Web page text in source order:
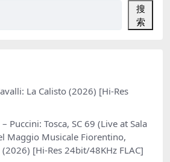
搜
索
La Calisto (2026) [Hi-Res
Puccini: Tosca, SC 69 (Live at Sala
Maggio Musicale Fiorentino,
[Hi-Res 24bit/48KHz FLAC]